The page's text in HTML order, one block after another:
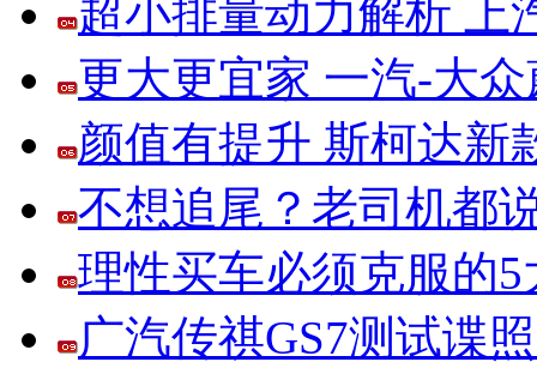
超小排量动力解析 上
更大更宜家 一汽-大
颜值有提升 斯柯达新
不想追尾？老司机都
理性买车必须克服的5
广汽传祺GS7测试谍